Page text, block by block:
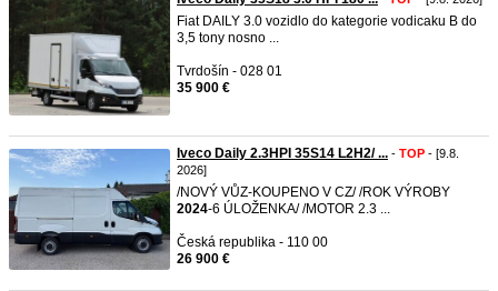
Fiat DAILY 3.0 vozidlo do kategorie vodicaku B do
3,5 tony nosno ...
Tvrdošín - 028 01
35 900 €
Iveco Daily 2.3HPI 35S14 L2H2/ ... - TOP - [9.8.
2026]
/NOVÝ VŮZ-KOUPENO V CZ/ /ROK VÝROBY
2024-6 ÚLOŽENKA/ /MOTOR 2.3 ...
Česká republika - 110 00
26 900 €